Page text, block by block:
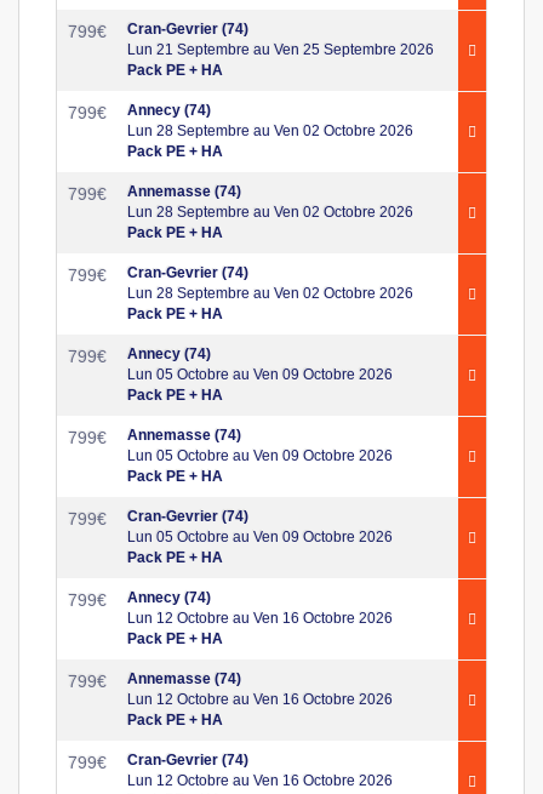
799€
Cran-Gevrier (74)
Lun 21 Septembre au Ven 25 Septembre 2026
Pack PE + HA
799€
Annecy (74)
Lun 28 Septembre au Ven 02 Octobre 2026
Pack PE + HA
799€
Annemasse (74)
Lun 28 Septembre au Ven 02 Octobre 2026
Pack PE + HA
799€
Cran-Gevrier (74)
Lun 28 Septembre au Ven 02 Octobre 2026
Pack PE + HA
799€
Annecy (74)
Lun 05 Octobre au Ven 09 Octobre 2026
Pack PE + HA
799€
Annemasse (74)
Lun 05 Octobre au Ven 09 Octobre 2026
Pack PE + HA
799€
Cran-Gevrier (74)
Lun 05 Octobre au Ven 09 Octobre 2026
Pack PE + HA
799€
Annecy (74)
Lun 12 Octobre au Ven 16 Octobre 2026
Pack PE + HA
799€
Annemasse (74)
Lun 12 Octobre au Ven 16 Octobre 2026
Pack PE + HA
799€
Cran-Gevrier (74)
Lun 12 Octobre au Ven 16 Octobre 2026